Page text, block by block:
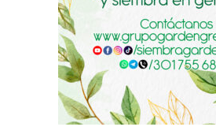
de
producto
de
producto